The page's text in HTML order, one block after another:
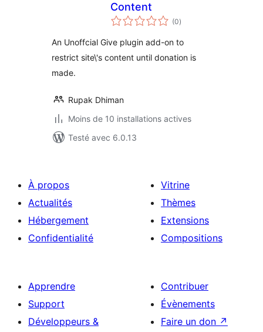
Content
(0notes
en
)
An Unoffcial Give plugin add-on to
restrict site\'s content until donation is
made.
Rupak Dhiman
Moins de 10 installations actives
Testé avec 6.0.13
À propos
Actualités
Hébergement
Confidentialité
Vitrine
Thèmes
Extensions
Compositions
Apprendre
Support
Développeurs &
Contribuer
Évènements
Faire un don ↗